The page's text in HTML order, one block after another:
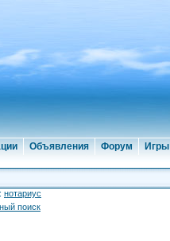
Объявления Форум Игры
нотариус
поиск